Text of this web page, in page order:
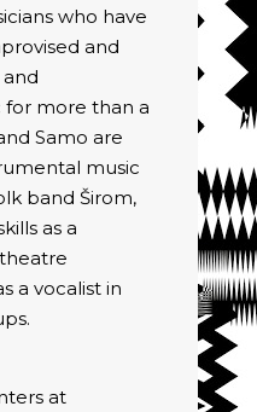
who have
and
more than a
Samo are
music
band Širom,
as a
a vocalist in
at